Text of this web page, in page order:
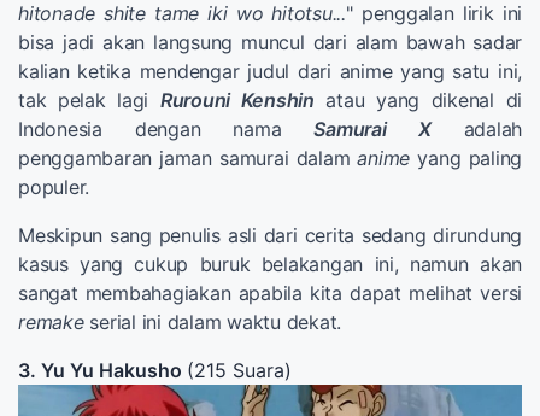
hitonade shite tame iki wo hitotsu..." penggalan lirik ini
bisa jadi akan langsung muncul dari alam bawah sadar
kalian ketika mendengar judul dari anime yang satu ini,
tak pelak lagi Rurouni Kenshin atau yang dikenal di
Indonesia dengan namaSamurai Xadalah
penggambaran jaman samurai dalamanime yang paling
populer.
Meskipun sang penulis asli dari cerita sedang dirundung
kasus yang cukup buruk belakangan ini, namun akan
sangat membahagiakan apabila kita dapat melihat versi
remakeserial ini dalam waktu dekat.
3. Yu Yu Hakusho (215 Suara)